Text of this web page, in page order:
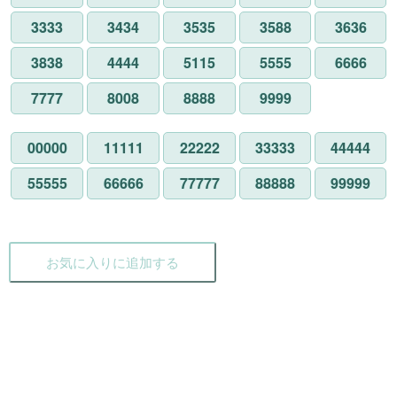
3333
3434 3535 3588
3636
3838
4444 5115 5555
6666
7777
8008 8888 9999
00000 11111 22222 33333
44444
55555
66666 77777 88888 99999
お気に入りに追加する